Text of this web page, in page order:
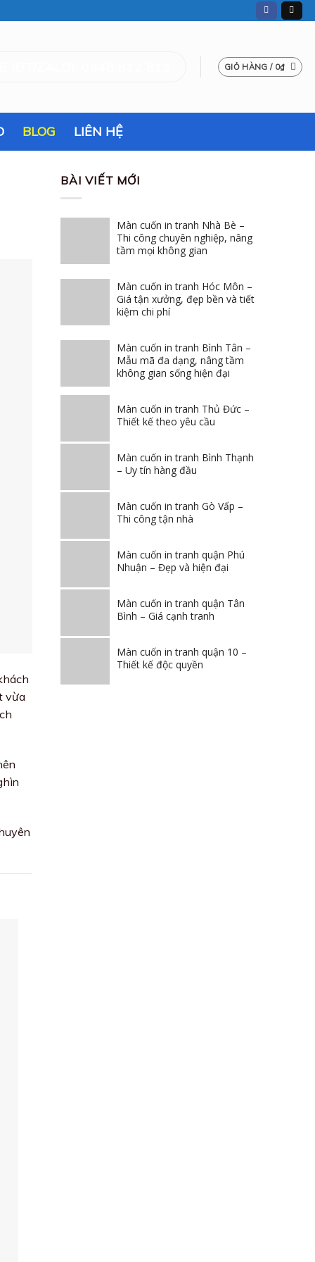
GIỎ HÀNG / 0₫
BLOG LIÊN HỆ
vừa
BÀI VIẾT MỚI
Màn cuốn in tranh Nhà Bè –
Thi công chuyên nghiệp, nâng
tầm mọi không gian
Màn cuốn in tranh Hóc Môn –
Giá tận xưởng, đẹp bền và tiết
kiệm chi phí
Màn cuốn in tranh Bình Tân –
Mẫu mã đa dạng, nâng tầm
không gian sống hiện đại
Màn cuốn in tranh Thủ Đức –
Thiết kế theo yêu cầu
Màn cuốn in tranh Bình Thạnh
– Uy tín hàng đầu
Màn cuốn in tranh Gò Vấp –
Thi công tận nhà
Màn cuốn in tranh quận Phú
Nhuận – Đẹp và hiện đại
Màn cuốn in tranh quận Tân
Bình – Giá cạnh tranh
Màn cuốn in tranh quận 10 –
Thiết kế độc quyền